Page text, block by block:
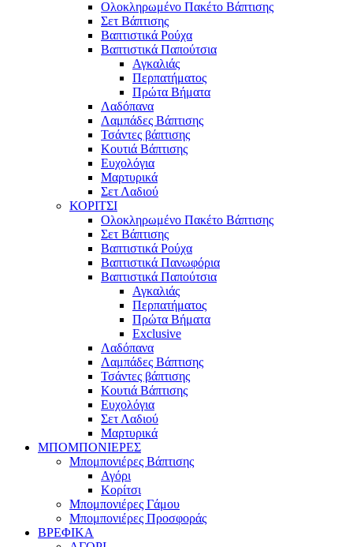
Ολοκληρωμένο Πακέτο Βάπτισης
Σετ Βάπτισης
Βαπτιστικά Ρούχα
Βαπτιστικά Παπούτσια
Αγκαλιάς
Περπατήματος
Πρώτα Βήματα
Λαδόπανα
Λαμπάδες Βάπτισης
Τσάντες βάπτισης
Κουτιά Βάπτισης
Ευχολόγια
Μαρτυρικά
Σετ Λαδιού
ΚΟΡΙΤΣΙ
Ολοκληρωμένο Πακέτο Βάπτισης
Σετ Βάπτισης
Βαπτιστικά Ρούχα
Βαπτιστικά Πανωφόρια
Βαπτιστικά Παπούτσια
Αγκαλιάς
Περπατήματος
Πρώτα Βήματα
Exclusive
Λαδόπανα
Λαμπάδες Βάπτισης
Τσάντες βάπτισης
Κουτιά Βάπτισης
Ευχολόγια
Σετ Λαδιού
Μαρτυρικά
ΜΠΟΜΠΟΝΙΕΡΕΣ
Μπομπονιέρες Βάπτισης
Αγόρι
Κορίτσι
Μπομπονιέρες Γάμου
Μπομπονιέρες Προσφοράς
ΒΡΕΦΙΚΑ